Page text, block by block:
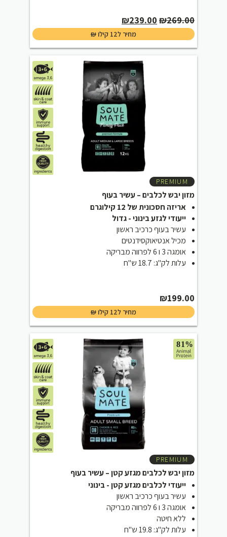
₪269.00
Original
price
was:
₪269.00.
₪239.00
price
is:
₪239.00.
מחיר ל12 קילו ₪
PREMIUM
מזון יבש לכלבים – עשיר בעוף
אריזה חסכונית של 12 קילוגרם
ייעודי לגזע בינוני - גדול
עשיר בעוף כרכיב ראשון
מכיל אנטיאוקסידנטים
אומגה 3 ו 6 לפרווה מבריקה
עלות לק"ג: 18.7 ש"ח
₪199.00
מחיר ל12 קילו ₪
PREMIUM
מזון יבש לכלבים מגזע קטן – עשיר בעוף
ייעודי לכלבים מגזע קטן - בינוני
עשיר בעוף כרכיב ראשון
אומגה 3 ו 6 לפרווה מבריקה
ללא חיטה
עלות לק"ג: 19.8 ש"ח